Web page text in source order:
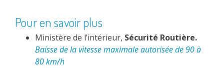
Pour en savoir plus
Ministère de l’intérieur, Sécurité Routière.
Baisse de la vitesse maximale autorisée de 90 à
80 km/h